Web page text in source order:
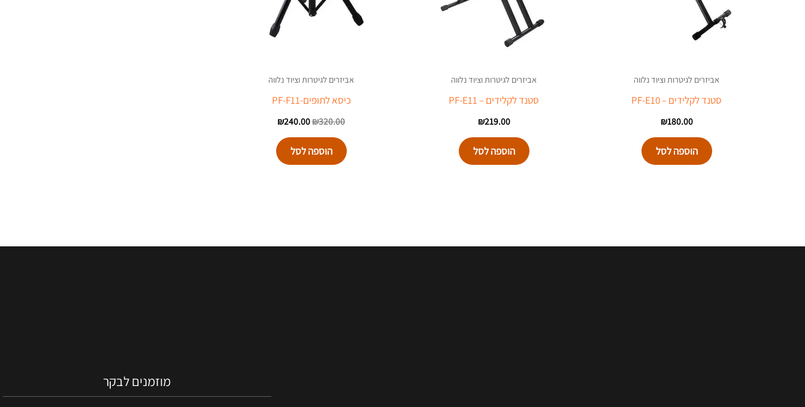
אביזרים לגיטרות וציוד נלווה
סטנד לקלידים – PF-E10
₪180.00
הוספה לסל
אביזרים לגיטרות וציוד נלווה
סטנד לקלידים – PF-E11
₪219.00
הוספה לסל
אביזרים לגיטרות וציוד נלווה
כיסא לתופים-PF-F11
₪320.00
₪240.00
הוספה לסל
מוזמנים לבקר